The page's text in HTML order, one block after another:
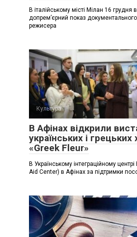
В італійському місті Мілан 16 грудня
допремʼєрний показ
режисера
Культура
В Афінах відкрили
українських і
«Greek Fleur»
В Українському інтеграційному
Aid Center) в Афінах за підтримки